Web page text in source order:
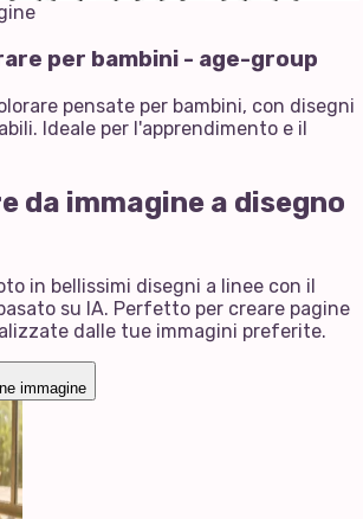
per bambini - age-group
pensate per bambini, con disegni
Ideale per l'apprendimento e il
da immagine a disegno
in bellissimi disegni a linee con il
su IA. Perfetto per creare pagine
dalle tue immagini preferite.
immagine